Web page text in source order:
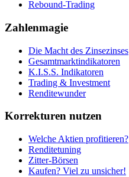
Rebound-Trading
Zahlenmagie
Die Macht des Zinsezinses
Gesamtmarktindikatoren
K.I.S.S. Indikatoren
Trading & Investment
Renditewunder
Korrekturen nutzen
Welche Aktien profitieren?
Renditetuning
Zitter-Börsen
Kaufen? Viel zu unsicher!